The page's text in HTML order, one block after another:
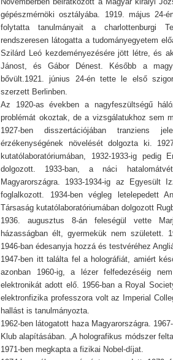
gépészmérnöki osztályába. 1919. május 24-
folytatta tanulmányait a charlottenburgi
rendszeresen látogatta a tudományegyetem
Szilárd Leó kezdeményezésére jött létre, és
Jánost, és Gábor Dénest. Később a
bővült.1921. június 24-én tette le első
szerzett Berlinben.
Az 1920-as években a nagyfeszültségű
problémát okoztak, de a vizsgálatukhoz sem
1927-ben disszertációjában tranziens
érzékenységének növelését dolgozta ki.
kutatólaboratóriumában, 1932-1933-ig pedig
dolgozott. 1933-ban, a náci
Magyarországra. 1933-1934-ig az Egyesült
foglalkozott. 1934-ben végleg letelepedett
Társaság kutatólaboratóriumában dolgozott
1936. augusztus 8-án feleségül vette
házasságban élt, gyermekük nem született.
1946-ban édesanyja hozzá és testvéréhez
1947-ben itt találta fel a holográfiát, amiért
azonban 1960-ig, a lézer felfedezéséig
elektronikát adott elő. 1956-ban a Royal
elektronfizika professzora volt az Imperial
hallást is tanulmányozta.
1962-ben látogatott haza Magyarországra.
Klub alapításában. „A holografikus módszer
1971-ben megkapta a fizikai Nobel-díjat.